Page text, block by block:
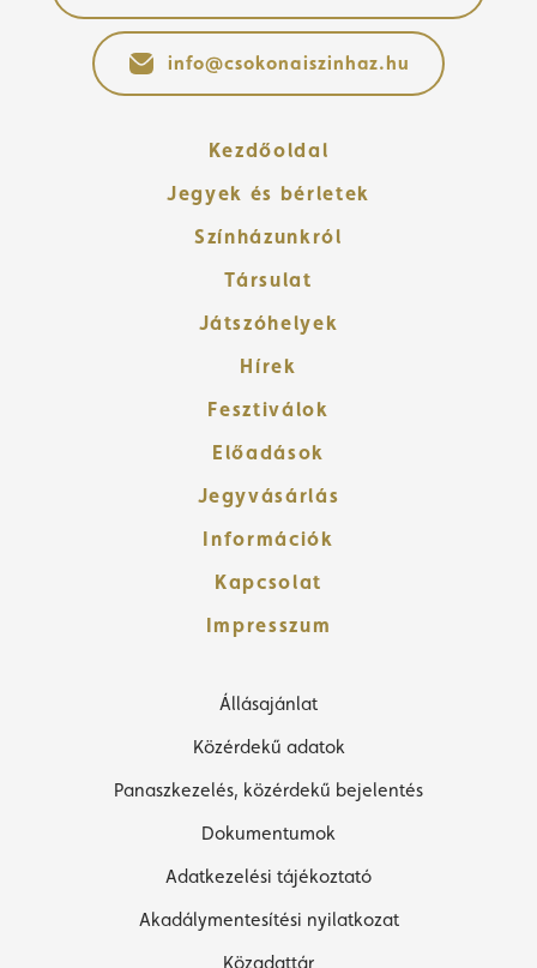
info@csokonaiszinhaz.hu
Kezdőoldal
Jegyek és bérletek
Színházunkról
Társulat
Játszóhelyek
Hírek
Fesztiválok
Előadások
Jegyvásárlás
Információk
Kapcsolat
Impresszum
Állásajánlat
Közérdekű adatok
Panaszkezelés, közérdekű bejelentés
Dokumentumok
Adatkezelési tájékoztató
Akadálymentesítési nyilatkozat
Közadattár